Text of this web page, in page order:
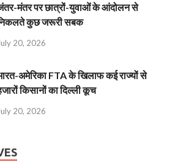
मंतर पर छात्रों-युवाओं के आंदोलन से
कुछ जरूरी सबक
20, 2026
अमेरिका FTA के खिलाफ कई राज्यों से
किसानों का दिल्ली कूच
20, 2026